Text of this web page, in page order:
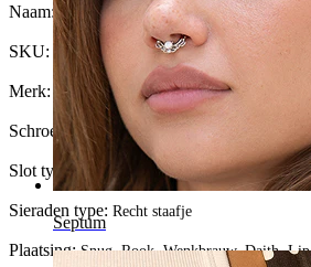
Septum
Naam:Gebogen titanium barbell met ster
SKU: Banana-94
Merk: Bodymod Trend
Schroefdraad dikte: 1,2 mm
Slot type: Push-in
Sieraden type: Recht staafje
Plaatsing:Snug, Rook, Wenkbrauw, Daith, Lip